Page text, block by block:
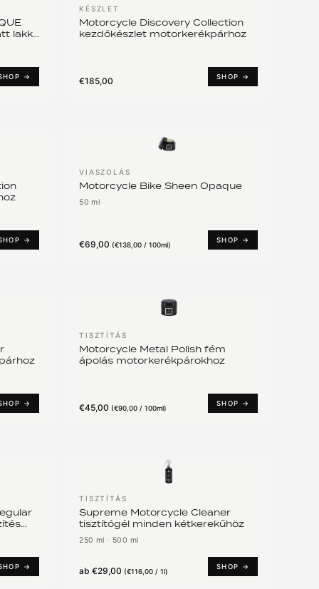
lakk
→
KÉSZLET
Motorcycle Discovery Collection
kezdőkészlet motorkerékpárhoz
€185,00 SHOP →
→
VIASZOLÁS
Motorcycle Bike Sheen Opaque
50 ml
€69,00 (€138,00 / 100ml)
SHOP →
→
TISZTÍTÁS
Motorcycle Metal Polish fém
ápolás motorkerékpárokhoz
€45,00 (€90,00 / 100ml)
SHOP →
→
TISZTÍTÁS
Supreme Motorcycle Cleaner
tisztítógél minden kétkerekűhöz
250 ml · 500 ml
ab €29,00 (€116,00 / 1l)
SHOP →